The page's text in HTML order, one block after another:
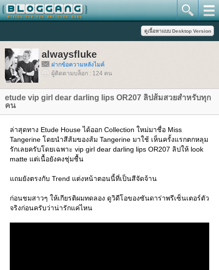
alwaysfluke
ฝากข้อความหลังไมค์
ผู้ติดตามบล็อก : 124 คน
etude vip girl dear darling lips OR207 ลิปส้มสวยสำหรับทุก
คน
ล่าสุดทาง Etude House ได้ออก Collection ใหม่มาชื่อ Miss
Tangerine โดยนำสีส้มของส้ม Tangerine มาใช้ เห็นครั้งแรกตกหลุม
รักเลยครับโดยเฉพาะ vip girl dear darling lips OR207 ลิปให้ look
matte แต่เนื้อยังคงชุ่มชื้น
ถมยังตรงกับ Trend แต่งหน้าตอนนี้ที่เป็นสีจัดจ้าน
ก่อนชมสาวๆ ให้เกียรติผมทดลอง ดูวิดีโอของซันดาร่าพรีเซ็นเตอร์ตัว
จริงก่อนครับว่าน่ารักแค่ไหน